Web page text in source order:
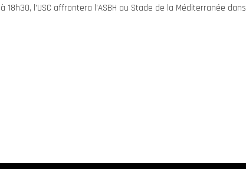
18h30, l'USC affrontera l'ASBH au Stade de la Méditerranée dans